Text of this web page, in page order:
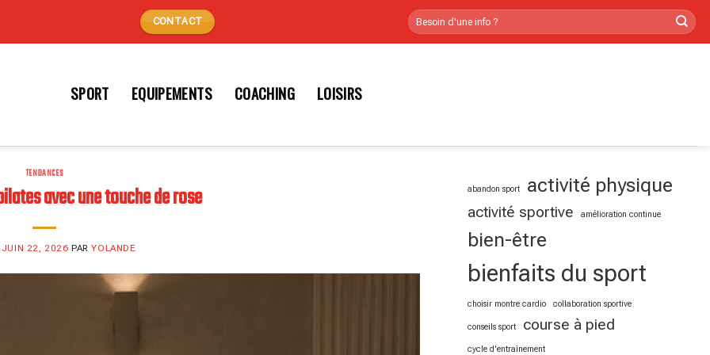
CONTACT
SPORT EQUIPEMENTS COACHING LOISIRS
TENDANCES
avec une touche de rose
JUIN 22, 2026 PARYOLANDE
abandon sport activité physique
activité sportive amélioration continue
bien-être
bienfaits du sport
choisir montre cardio collaboration sportive
conseils sport course à pied
cycle d'entraînement